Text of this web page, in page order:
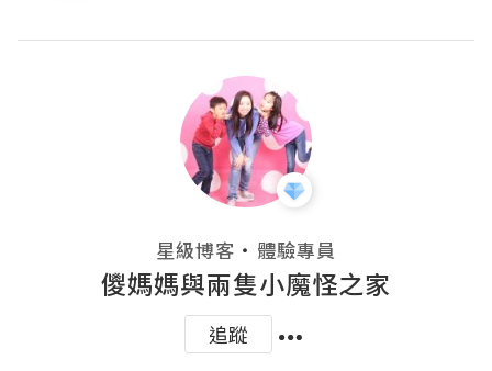
星級博客 ・ 體驗專員
儍媽媽與兩隻小魔怪之家
追蹤